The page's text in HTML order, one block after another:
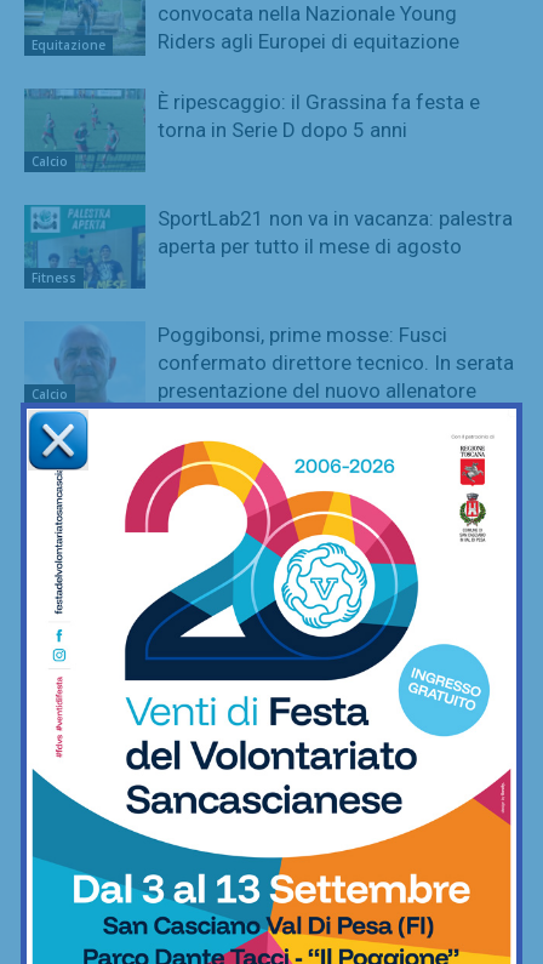
Equitazione
convocata nella Nazionale Young
Riders agli Europei di equitazione
Calcio
È ripescaggio: il Grassina fa festa e
torna in Serie D dopo 5 anni
Fitness
SportLab21 non va in vacanza: palestra
aperta per tutto il mese di agosto
Calcio
Poggibonsi, prime mosse: Fusci
confermato direttore tecnico. In serata
presentazione del nuovo allenatore
Calcio
La Virtus Lilliano e il ripescaggio in
Seconda: “Una gioia immensa. Pronti
ad affrontare la nuova avventura”